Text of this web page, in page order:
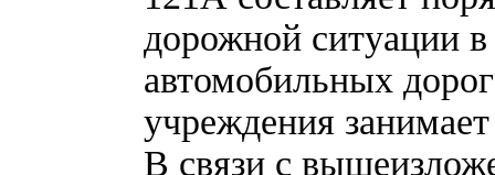
дорожной ситуации
автомобильных
учреждения
В связи с